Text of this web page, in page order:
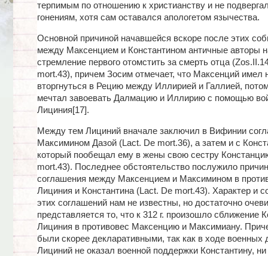
терпимым по отношению к христианству и не
гонениям, хотя сам оставался апологетом язычества.
Основной причиной начавшейся вскоре после этих
между Максенцием и Константином античные авторы
стремление первого отомстить за смерть отца
mort.43), причем Зосим отмечает, что Максенций имел
вторгнуться в Рецию между Иллирией и Галлией,
мечтал завоевать Далмацию и Иллирию с помощью
Лициния[17].
Между тем Лициний вначале заключил в Вифинии
Максимином Дазой (Lact. De mort.36), а затем и с
который пообещал ему в жены свою сестру
mort.43). Последнее обстоятельство послужило
соглашения между Максенцием и Максимином в
Лициния и Константина (Lact. De mort.43). Характер и
этих соглашений нам не известны, но достаточно
представляется то, что к 312 г. произошло сближение
Лициния в противовес Максенцию и Максимиану.
были скорее декларативными, так как в ходе военных
Лициний не оказал военной поддержки Константину,